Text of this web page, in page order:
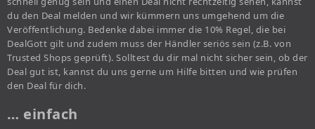
du den Deal melden und wir kümmern uns umgehend um die
Veröffentlichung. Bedenke dabei immer die 10% Regel, die bei
DealGott gilt und zudem muss der Händler seriös sein (z.B. von
Trusted Shops geprüft). Solltest du dir mal nicht sicher sein, ob der
Deal gut ist, kannst du uns gerne um Hilfe bitten und wie prüfen
den Deal für dich.
… einfach